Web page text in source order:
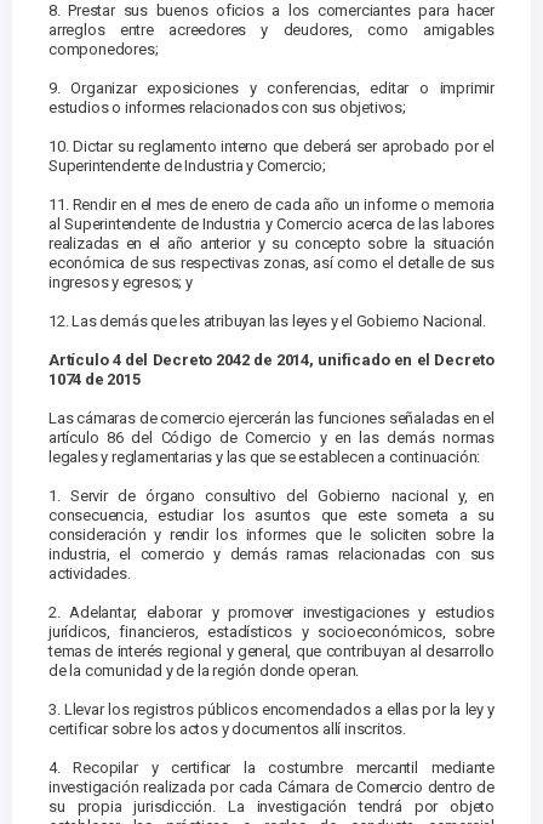
8. Prestar sus buenos oficios a los comerciantes para hacer
arreglos entre acreedores y deudores, como amigables
componedores;
9. Organizar exposiciones y conferencias, editar o imprimir
estudios o informes relacionados con sus objetivos;
10. Dictar su reglamento interno que deberá ser aprobado por el
Superintendente de Industria y Comercio;
11. Rendir en el mes de enero de cada año un informe o memoria
al Superintendente de Industria y Comercio acerca de las labores
realizadas en el año anterior y su concepto sobre la situación
económica de sus respectivas zonas, así como el detalle de sus
ingresos y egresos; y
12. Las demás que les atribuyan las leyes y el Gobierno Nacional.
Artículo 4 del Decreto 2042 de 2014, unificado en el Decreto
1074 de 2015
Las cámaras de comercio ejercerán las funciones señaladas en el
artículo 86 del Código de Comercio y en las demás normas
legales y reglamentarias y las que se establecen a continuación:
1. Servir de órgano consultivo del Gobierno nacional y, en
consecuencia, estudiar los asuntos que este someta a su
consideración y rendir los informes que le soliciten sobre la
industria, el comercio y demás ramas relacionadas con sus
actividades.
2. Adelantar, elaborar y promover investigaciones y estudios
jurídicos, financieros, estadísticos y socioeconómicos, sobre
temas de interés regional y general, que contribuyan al desarrollo
de la comunidad y de la región donde operan.
3. Llevar los registros públicos encomendados a ellas por la ley y
certificar sobre los actos y documentos allí inscritos.
4. Recopilar y certificar la costumbre mercantil mediante
investigación realizada por cada Cámara de Comercio dentro de
su propia jurisdicción. La investigación tendrá por objeto